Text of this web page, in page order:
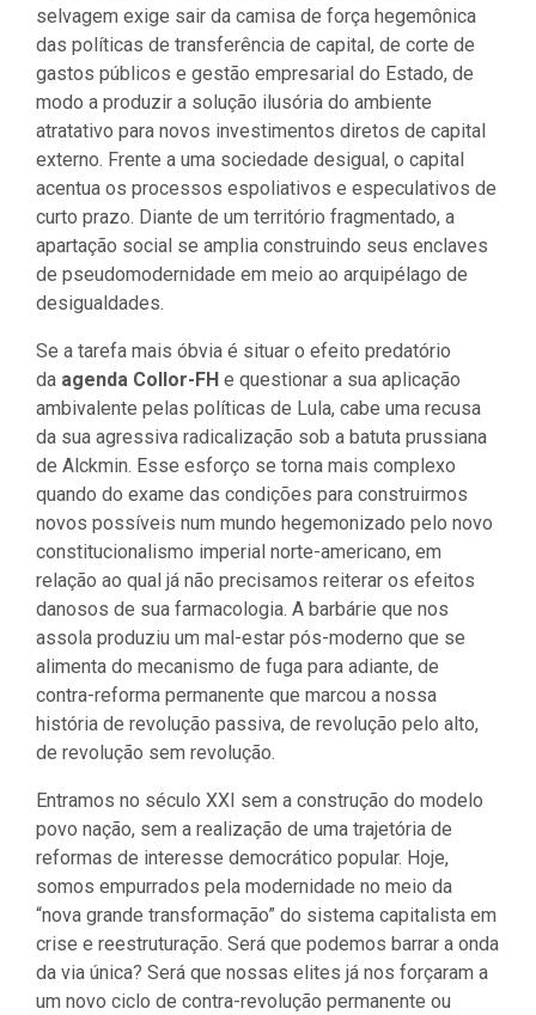
selvagem exige sair da camisa de força hegemônica
das políticas de transferência de capital, de corte de
gastos públicos e gestão empresarial do Estado, de
modo a produzir a solução ilusória do ambiente
atratativo para novos investimentos diretos de capital
externo. Frente a uma sociedade desigual, o capital
acentua os processos espoliativos e especulativos de
curto prazo. Diante de um território fragmentado, a
apartação social se amplia construindo seus enclaves
de pseudomodernidade em meio ao arquipélago de
desigualdades.
Se a tarefa mais óbvia é situar o efeito predatório
da agenda Collor-FH e questionar a sua aplicação
ambivalente pelas políticas de Lula, cabe uma recusa
da sua agressiva radicalização sob a batuta prussiana
de Alckmin. Esse esforço se torna mais complexo
quando do exame das condições para construirmos
novos possíveis num mundo hegemonizado pelo novo
constitucionalismo imperial norte-americano, em
relação ao qual já não precisamos reiterar os efeitos
danosos de sua farmacologia. A barbárie que nos
assola produziu um mal-estar pós-moderno que se
alimenta do mecanismo de fuga para adiante, de
contra-reforma permanente que marcou a nossa
história de revolução passiva, de revolução pelo alto,
de revolução sem revolução.
Entramos no século XXI sem a construção do modelo
povo nação, sem a realização de uma trajetória de
reformas de interesse democrático popular. Hoje,
somos empurrados pela modernidade no meio da
“nova grande transformação” do sistema capitalista em
crise e reestruturação. Será que podemos barrar a onda
da via única? Será que nossas elites já nos forçaram a
um novo ciclo de contra-revolução permanente ou